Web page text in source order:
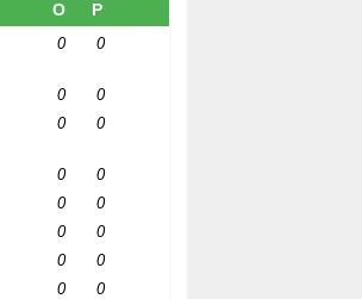
O P
0 0
0
0
0 0
0
0
0
0
0
0
0
0
0
0